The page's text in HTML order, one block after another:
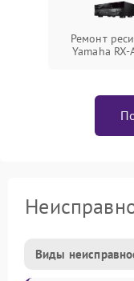
Ремонт
Yamaha
Виды